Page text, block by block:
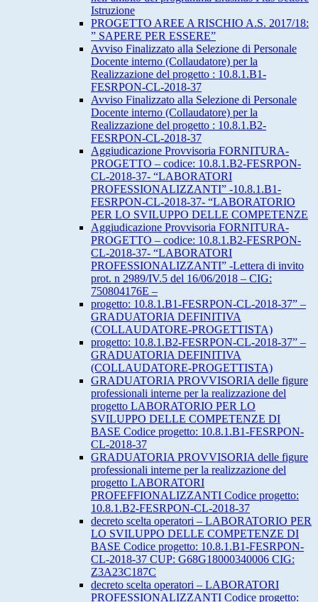
Istruzione
PROGETTO AREE A RISCHIO A.S. 2017/18:
” SAPERE PER ESSERE”
Avviso Finalizzato alla Selezione di Personale
Docente interno (Collaudatore) per la
Realizzazione del progetto : 10.8.1.B1-
FESRPON-CL-2018-37
Avviso Finalizzato alla Selezione di Personale
Docente interno (Collaudatore) per la
Realizzazione del progetto : 10.8.1.B2-
FESRPON-CL-2018-37
Aggiudicazione Provvisoria FORNITURA-
PROGETTO – codice: 10.8.1.B2-FESRPON-
CL-2018-37- “LABORATORI
PROFESSIONALIZZANTI” -10.8.1.B1-
FESRPON-CL-2018-37- “LABORATORIO
PER LO SVILUPPO DELLE COMPETENZE
Aggiudicazione Provvisoria FORNITURA-
PROGETTO – codice: 10.8.1.B2-FESRPON-
CL-2018-37- “LABORATORI
PROFESSIONALIZZANTI” -Lettera di invito
prot. n 2989/IV.5 del 16/06/2018 – CIG:
750804176E –
progetto: 10.8.1.B1-FESRPON-CL-2018-37” –
GRADUATORIA DEFINITIVA
(COLLAUDATORE-PROGETTISTA)
progetto: 10.8.1.B2-FESRPON-CL-2018-37” –
GRADUATORIA DEFINITIVA
(COLLAUDATORE-PROGETTISTA)
GRADUATORIA PROVVISORIA delle figure
professionali interne per la realizzazione del
progetto LABORATORIO PER LO
SVILUPPO DELLE COMPETENZE DI
BASE Codice progetto: 10.8.1.B1-FESRPON-
CL-2018-37
GRADUATORIA PROVVISORIA delle figure
professionali interne per la realizzazione del
progetto LABORATORI
PROFEFFIONALIZZANTI Codice progetto:
10.8.1.B2-FESRPON-CL-2018-37
decreto scelta operatori – LABORATORIO PER
LO SVILUPPO DELLE COMPETENZE DI
BASE Codice progetto: 10.8.1.B1-FESRPON-
CL-2018-37 CUP: G68G18000340006 CIG:
Z3A23C187C
decreto scelta operatori – LABORATORI
PROFESSIONALIZZANTI Codice progetto: